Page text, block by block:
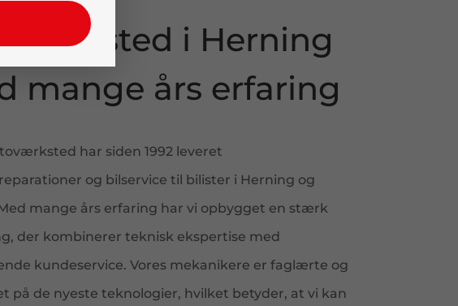
i Herning
mange års erfaring
har siden 1992 leveret
og bilservice til bilister i Herning og
mange års erfaring har vi opbygget en stærk
der kombinerer teknisk ekspertise med
kundeservice. Vores mekanikere er faglærte og
på de nyeste teknologier, hvilket betyder, at vi kan